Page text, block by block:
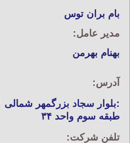
بام بران توس
مدیر عامل:
بهنام بهرمن
آدرس:
طبقه سوم واحد ۳۴
تلفن شرکت: